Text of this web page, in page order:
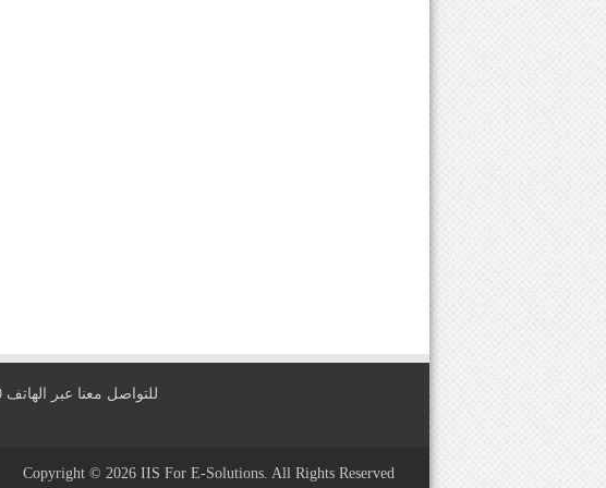
للتواصل معنا عبر الهاتف 0096170950660 او عبر البريد الالكتروني
Copyright © 2026 IIS For E-Solutions. All Rights Reserved